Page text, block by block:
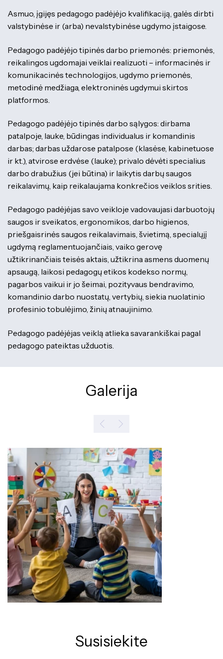
Asmuo, įgijęs pedagogo padėjėjo kvalifikaciją, galės dirbti
valstybinėse ir (arba) nevalstybinėse ugdymo įstaigose.
Pedagogo padėjėjo tipinės darbo priemonės: priemonės,
reikalingos ugdomajai veiklai realizuoti – informacinės ir
komunikacinės technologijos, ugdymo priemonės,
metodinė medžiaga, elektroninės ugdymui skirtos
platformos.
Pedagogo padėjėjo tipinės darbo sąlygos: dirbama
patalpoje, lauke, būdingas individualus ir komandinis
darbas; darbas uždarose patalpose (klasėse, kabinetuose
ir kt.), atvirose erdvėse (lauke); privalo dėvėti specialius
darbo drabužius (jei būtina) ir laikytis darbų saugos
reikalavimų, kaip reikalaujama konkrečios veiklos srities.
Pedagogo padėjėjas savo veikloje vadovaujasi darbuotojų
saugos ir sveikatos, ergonomikos, darbo higienos,
priešgaisrinės saugos reikalavimais, švietimą, specialųjį
ugdymą reglamentuojančiais, vaiko gerovę
užtikrinančiais teisės aktais, užtikrina asmens duomenų
apsaugą, laikosi pedagogų etikos kodekso normų,
pagarbos vaikui ir jo šeimai, pozityvaus bendravimo,
komandinio darbo nuostatų, vertybių, siekia nuolatinio
profesinio tobulėjimo, žinių atnaujinimo.
Pedagogo padėjėjas veiklą atlieka savarankiškai pagal
pedagogo pateiktas užduotis.
Galerija
Susisiekite